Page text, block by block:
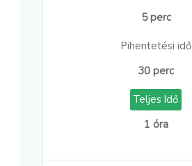
5 perc
Pihentetési idő
30 perc
Teljes Idő
1 óra